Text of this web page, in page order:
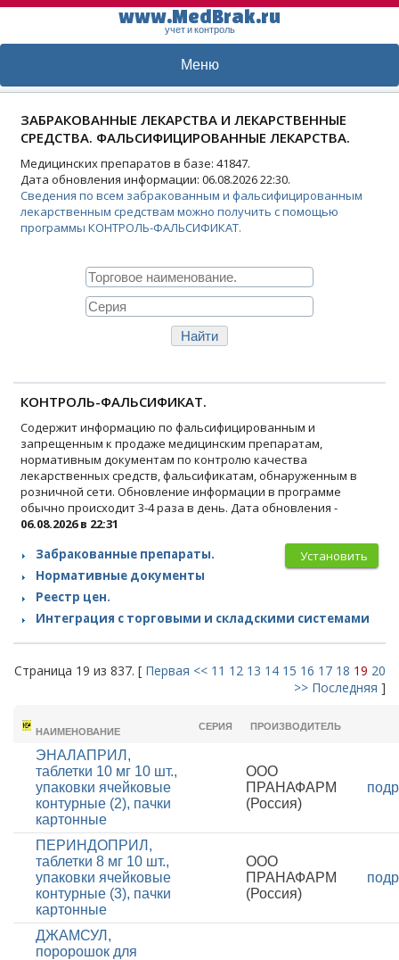
www.MedBrak.ru
учет и контроль
Меню
ЗАБРАКОВАННЫЕ ЛЕКАРСТВА И ЛЕКАРСТВЕННЫЕ
СРЕДСТВА. ФАЛЬСИФИЦИРОВАННЫЕ ЛЕКАРСТВА.
Медицинских препаратов в базе: 41847.
Дата обновления информации: 06.08.2026 22:30.
Сведения по всем забракованным и фальсифицированным
лекарственным средствам можно получить с помощью
программы КОНТРОЛЬ-ФАЛЬСИФИКАТ.
КОНТРОЛЬ-ФАЛЬСИФИКАТ.
Содержит информацию по фальсифицированным и
запрещенным к продаже медицинским препаратам,
нормативным документам по контролю качества
лекарственных средств, фальсификатам, обнаруженным в
розничной сети. Обновление информации в программе
обычно происходит 3-4 раза в день. Дата обновления -
06.08.2026 в 22:31
Установить
Забракованные препараты.
Нормативные документы
Реестр цен.
Интеграция с торговыми и складскими системами
Страница 19 из 837. [ Первая << 11 12 13 14 15 16 17 18 19 20
>> Последняя ]
НАИМЕНОВАНИЕ
СЕРИЯ ПРОИЗВОДИТЕЛЬ
ЭНАЛАПРИЛ,
таблетки 10 мг 10 шт.,
упаковки ячейковые
контурные (2), пачки
картонные
ООО
ПРАНАФАРМ
(Россия)
ПЕРИНДОПРИЛ,
таблетки 8 мг 10 шт.,
упаковки ячейковые
контурные (3), пачки
картонные
ООО
ПРАНАФАРМ
(Россия)
ДЖАМСУЛ,
поророшок для